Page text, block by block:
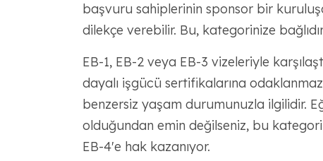
başvuru sahiplerinin sponsor bir
dilekçe verebilir. Bu, kategorinize
EB-1, EB-2 veya EB-3 vizeleriyle
dayalı işgücü sertifikalarına
benzersiz yaşam durumunuzla ilgilidir.
olduğundan emin değilseniz, bu
EB-4'e hak kazanıyor.